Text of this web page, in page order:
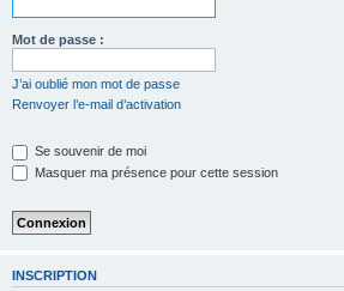
Mot de passe :
J’ai oublié mon mot de passe
Renvoyer l’e-mail d’activation
Se souvenir de moi
Masquer ma présence pour cette session
INSCRIPTION